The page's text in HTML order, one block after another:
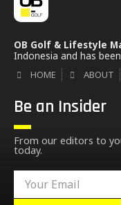
OB Golf & Lifestyle
Indonesia and has
HOME ABOUT
Be an Insider
From our editors to
today.